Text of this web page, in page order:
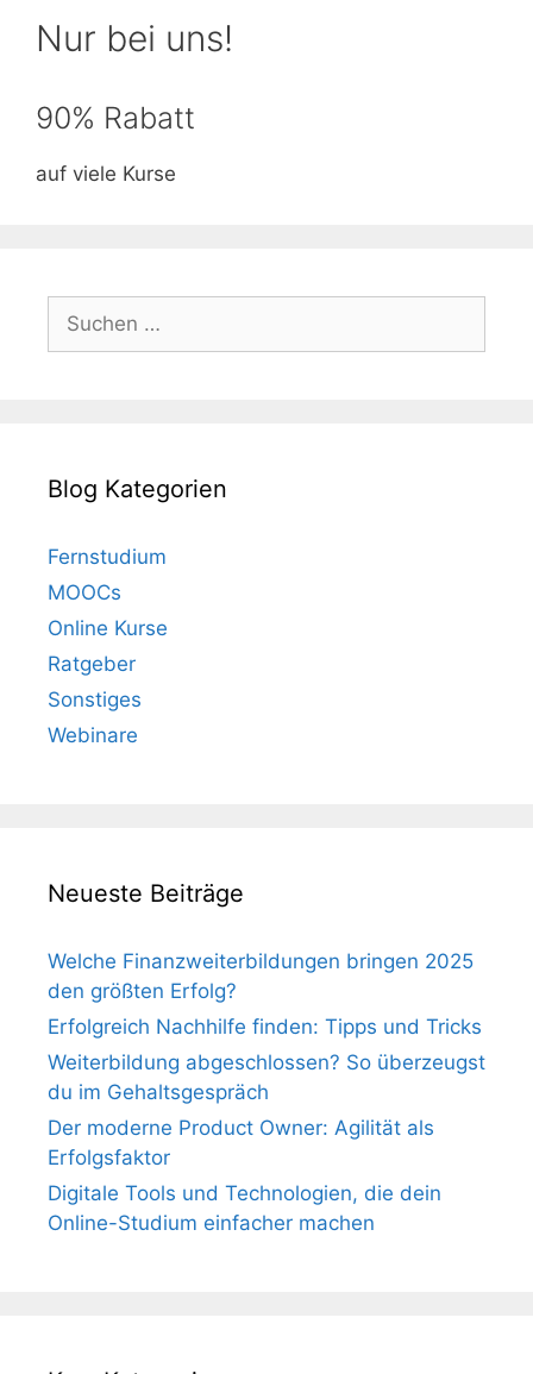
Nur bei uns!
90% Rabatt
auf viele Kurse
Suchen
nach:
Blog Kategorien
Fernstudium
MOOCs
Online Kurse
Ratgeber
Sonstiges
Webinare
Neueste Beiträge
Welche Finanzweiterbildungen bringen 2025
den größten Erfolg?
Erfolgreich Nachhilfe finden: Tipps und Tricks
Weiterbildung abgeschlossen? So überzeugst
du im Gehaltsgespräch
Der moderne Product Owner: Agilität als
Erfolgsfaktor
Digitale Tools und Technologien, die dein
Online-Studium einfacher machen